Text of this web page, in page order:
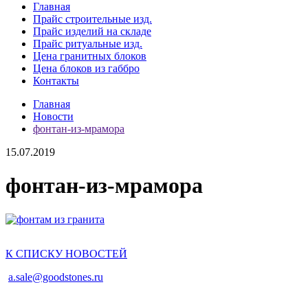
Главная
Прайс строительные изд.
Прайс изделий на складе
Прайс ритуальные изд.
Цена гранитных блоков
Цена блоков из габбро
Контакты
Главная
Новости
фонтан-из-мрамора
15.07.2019
фонтан-из-мрамора
К СПИСКУ НОВОСТЕЙ
a.sale@goodstones.ru